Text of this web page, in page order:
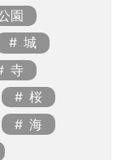
園
城
寺
桜
海